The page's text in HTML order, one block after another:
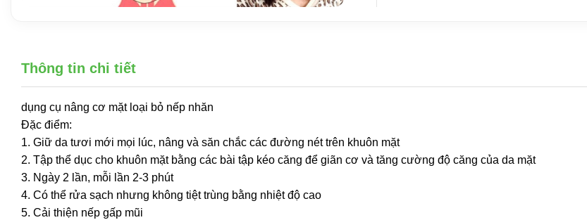
Thông tin chi tiết
dụng cụ nâng cơ mặt loại bỏ nếp nhăn
Đặc điểm:
1. Giữ da tươi mới mọi lúc, nâng và săn chắc các đường nét trên khuôn mặt
2. Tập thể dục cho khuôn mặt bằng các bài tập kéo căng để giãn cơ và tăng cường độ căng của da mặt
3. Ngày 2 lần, mỗi lần 2-3 phút
4. Có thể rửa sạch nhưng không tiệt trùng bằng nhiệt độ cao
5. Cải thiện nếp gấp mũi